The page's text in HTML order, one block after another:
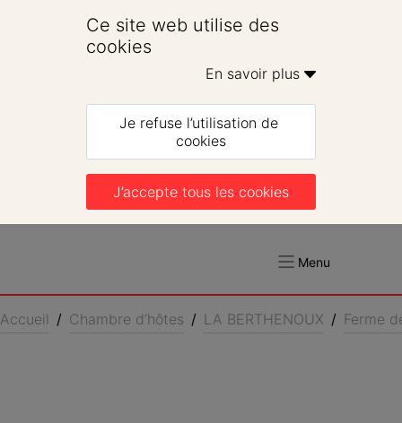
Ce site web utilise des
cookies
En savoir plus
Je refuse l’utilisation de
cookies
J’accepte tous les cookies
Menu
Accueil / Chambre d’hôtes / LA BERTHENOUX / Ferme